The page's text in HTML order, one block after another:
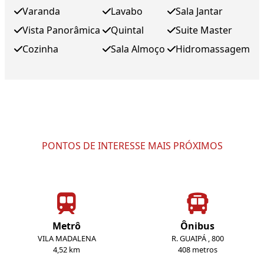
Varanda
Vista Panorâmica
Cozinha
Lavabo
Quintal
Sala Almoço
Sala Jantar
Suite Master
Hidromassagem
PONTOS DE INTERESSE MAIS PRÓXIMOS
Metrô
VILA MADALENA
4,52 km
Ônibus
R. GUAIPÁ , 800
408 metros